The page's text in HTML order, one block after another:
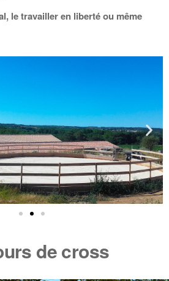
le travailler en liberté ou même
de cross